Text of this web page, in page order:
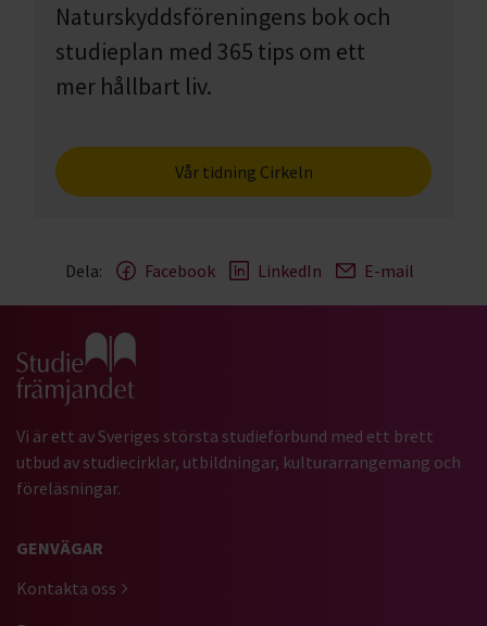
Naturskyddsföreningens bok och
studieplan med 365 tips om ett
mer hållbart liv.
Vår tidning Cirkeln
Dela: Facebook LinkedIn E-mail
Gå till studiefrämjandets startsida
Vi är ett av Sveriges största studieförbund med ett brett
utbud av studiecirklar, utbildningar, kulturarrangemang och
föreläsningar.
GENVÄGAR
Kontakta oss